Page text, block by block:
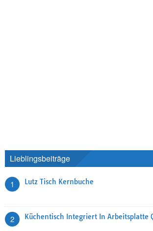
Lieblingsbeiträge
1 Lutz Tisch Kernbuche
2 Küchentisch Integriert In Arbeitsplatte